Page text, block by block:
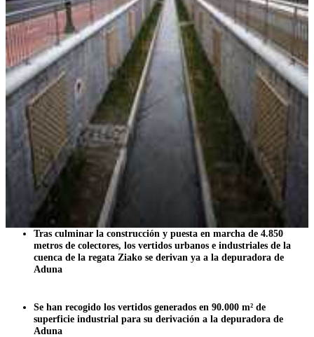
Tras culminar la construcción y puesta en marcha de 4.850
metros de colectores, los vertidos urbanos e industriales de la
cuenca de la regata Ziako se derivan ya a la depuradora de
Aduna
Se han recogido los vertidos generados en 90.000 m² de
superficie industrial para su derivación a la depuradora de
Aduna